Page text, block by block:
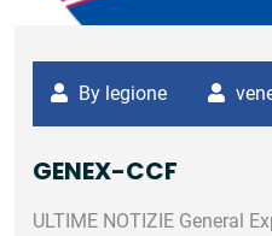
By legione
GENEX-CCF
‎ULTIME NOTIZIE‎ ‎General